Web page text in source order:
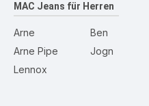
MAC Jeans für Herren
Arne
Arne Pipe
Lennox
Ben
Jogn